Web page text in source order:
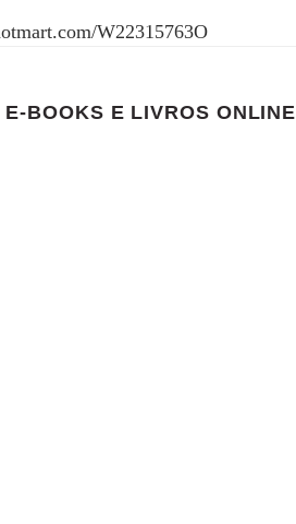
E-BOOKS E LIVROS ONLINE